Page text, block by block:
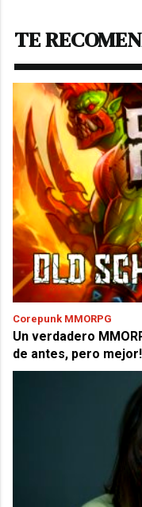
TE
Corepunk MMORPG
Un verdadero
de antes, pero mejor!